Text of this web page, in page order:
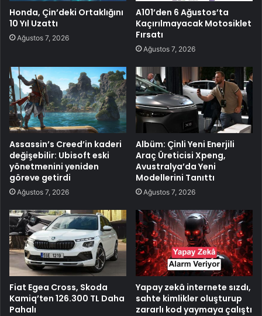
Honda, Çin’deki Ortaklığını
10 Yıl Uzattı
Ağustos 7, 2026
A101’den 6 Ağustos’ta
Kaçırılmayacak Motosiklet
Fırsatı
Ağustos 7, 2026
Assassin’s Creed’in kaderi
değişebilir: Ubisoft eski
yönetmenini yeniden
göreve getirdi
Ağustos 7, 2026
Albüm: Çinli Yeni Enerjili
Araç Üreticisi Xpeng,
Avustralya’da Yeni
Modellerini Tanıttı
Ağustos 7, 2026
Fiat Egea Cross, Skoda
Kamiq’ten 126.300 TL Daha
Pahalı
Yapay zekâ internete sızdı,
sahte kimlikler oluşturup
zararlı kod yaymaya çalıştı